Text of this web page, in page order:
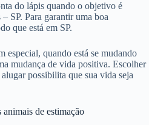
do lápis quando o objetivo é
SP. Para garantir uma boa
que está em SP.
especial, quando está se mudando
mudança de vida positiva. Escolher
possibilita que sua vida seja
de estimação